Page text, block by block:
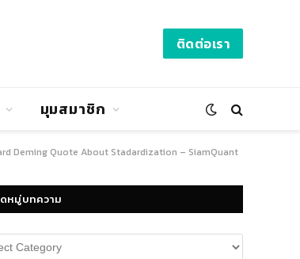
ติดต่อเรา
มุมสมาชิก
Deming Quote About Stadardization – SiamQuant
หมู่บทความ